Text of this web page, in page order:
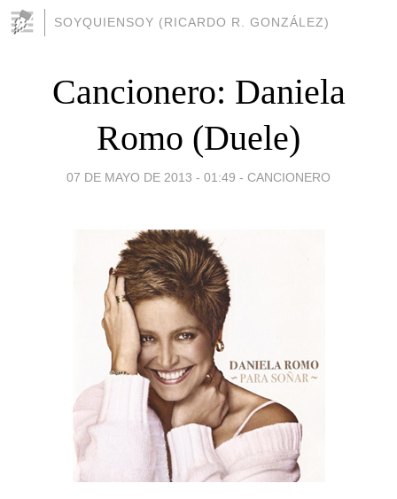
SOYQUIENSOY (RICARDO R. GONZÁLEZ)
Cancionero: Daniela
Romo (Duele)
07 DE MAYO DE 2013 - 01:49 - CANCIONERO